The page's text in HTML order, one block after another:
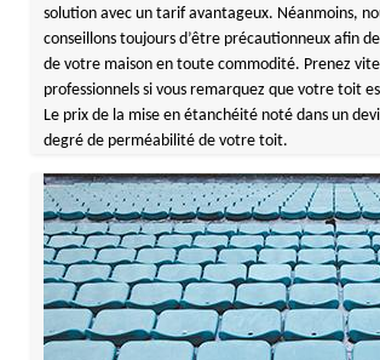
solution avec un tarif avantageux. Néanmoins,
conseillons toujours d’être précautionneux afin
de votre maison en toute commodité. Prenez
professionnels si vous remarquez que votre toit
Le prix de la mise en étanchéité noté dans un
degré de perméabilité de votre toit.